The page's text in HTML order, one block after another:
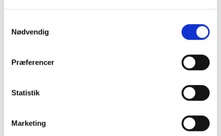
Nødvendig
Præferencer
Statistik
Marketing
Bent Madsen / Rikke Lønne
Kontakt